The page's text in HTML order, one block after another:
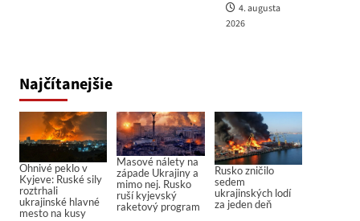
4. augusta
2026
Najčítanejšie
Ohnivé peklo v
Kyjeve: Ruské sily
roztrhali
ukrajinské hlavné
mesto na kusy
Masové nálety na
západe Ukrajiny a
mimo nej. Rusko
ruší kyjevský
raketový program
Rusko zničilo
sedem
ukrajinských lodí
za jeden deň